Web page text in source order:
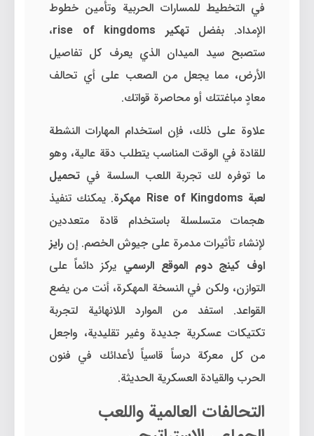
في التخطيط للمسارات الحربية وتأمين خطوط
الإمداد. بفضلتهكير rise of kingdoms
،
ستصبح سيد الميدان الذي يعرف كل تفاصيل
الأرض، مما يجعل من الصعب على أي تحالف
معادٍ مباغتتك أو محاصرة قواتك.
علاوة على ذلك، فإن استخدام المهارات النشطة
للقادة في الوقت المناسب يتطلب دقة عالية، وهو
ما توفره لك تجربة اللعب السلسة في تحميل
لعبة Rise of Kingdoms مهكرة
. يمكنك تنفيذ
هجمات متسلسلة باستخدام قادة متعددين
لإنشاء تأثيرات مدمرة على جيوش الخصم. إن رايز
اوف كينج دوم الموقع الرسمي يركز دائماً على
التوازن، ولكن في النسخة المهكرة، أنت من يضع
القواعد. استفد من الموارد اللانهائية لتجربة
تكتيكات عسكرية جديدة وغير تقليدية، واجعل
من كل معركة درساً قاسياً لأعدائك في فنون
الحرب والقيادة العسكرية الحديثة.
التحالفات العالمية واللعب